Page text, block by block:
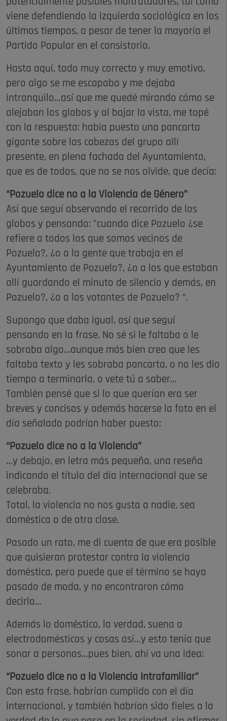
viene defendiendo la izquierda sociológica en los
últimos tiempos, a pesar de tener la mayoría el
Partido Popular en el consistorio.
Hasta aquí, todo muy correcto y muy emotivo,
pero algo se me escapaba y me dejaba
intranquilo…así que me quedé mirando cómo se
alejaban los globos y al bajar la vista, me topé
con la respuesta: había puesto una pancarta
gigante sobre las cabezas del grupo allí
presente, en plena fachada del Ayuntamiento,
que es de todos, que no se nos olvide, que decía:
“Pozuelo dice no a la Violencia de Género”
Así que seguí observando el recorrido de los
globos y pensando: ”cuando dice Pozuelo ¿se
refiere a todos los que somos vecinos de
Pozuelo?, ¿o a la gente que trabaja en el
Ayuntamiento de Pozuelo?, ¿o a los que estaban
allí guardando el minuto de silencio y demás, en
Pozuelo?, ¿o a los votantes de Pozuelo? “.
Supongo que daba igual, así que seguí
pensando en la frase. No sé si le faltaba o le
sobraba algo…aunque más bien creo que les
faltaba texto y les sobraba pancarta, o no les dio
tiempo a terminarla, o vete tú a saber…
También pensé que si lo que querían era ser
breves y concisos y además hacerse la foto en el
día señalado podrían haber puesto:
“Pozuelo dice no a la Violencia”
…y debajo, en letra más pequeña, una reseña
indicando el título del día internacional que se
celebraba.
Total, la violencia no nos gusta a nadie, sea
doméstica o de otra clase.
Pasado un rato, me di cuenta de que era posible
que quisieran protestar contra la violencia
doméstica, pero puede que el término se haya
pasado de moda, y no encontraron cómo
decirlo…
Además lo doméstico, la verdad, suena a
electrodomésticos y cosas así…y esto tenía que
sonar a personas…pues bien, ahí va una idea:
“Pozuelo dice no a la Violencia Intrafamiliar”
Con esta frase, habrían cumplido con el día
internacional, y también habrían sido fieles a la